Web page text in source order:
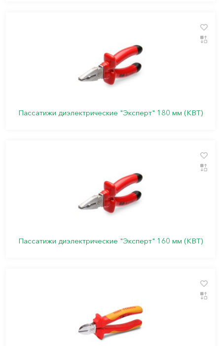
Пассатижи диэлектрические "Эксперт" 180 мм (КВТ)
Пассатижи диэлектрические "Эксперт" 160 мм (КВТ)